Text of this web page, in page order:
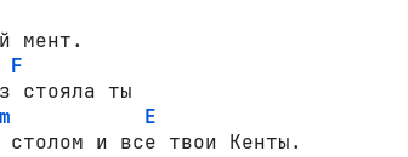
мент.
F
стояла ты
E
столом и все твои Кенты.